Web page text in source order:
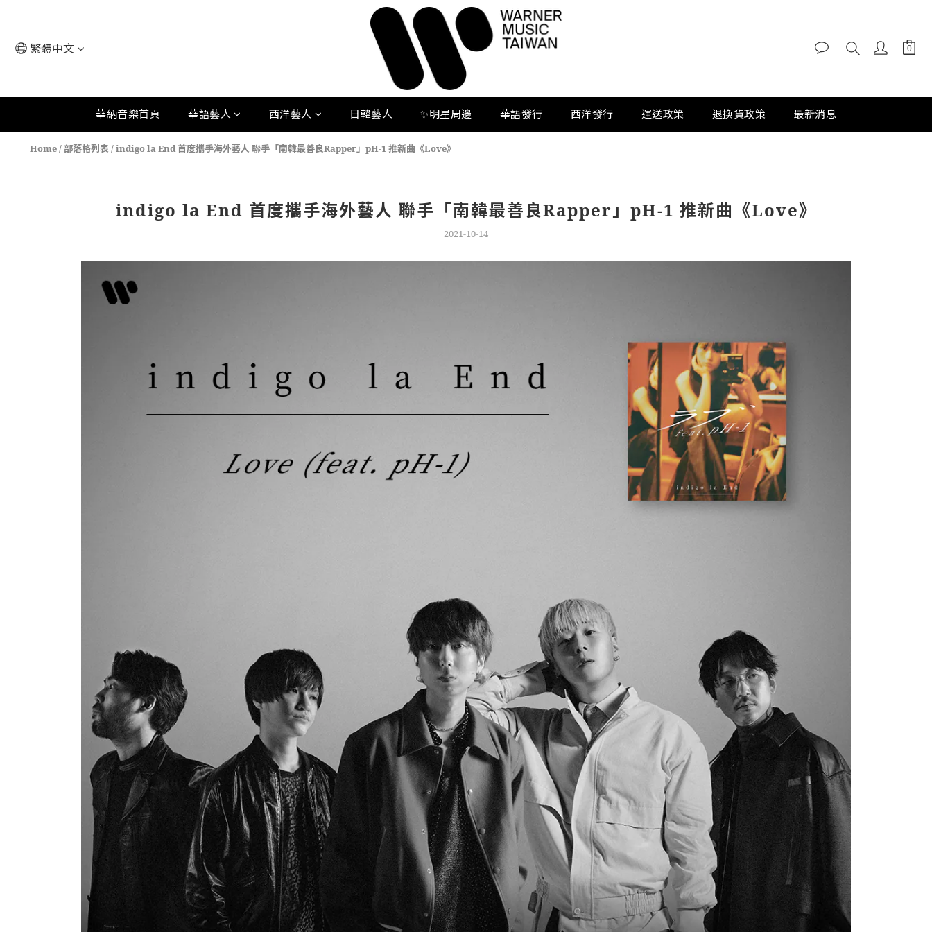
繁體中文
華納音樂首頁 華語藝人 西洋藝人 日韓藝人 ✨明星周邊 華語發行 西洋發行 運送政策 退換貨政策 最新消息
Home/ 部落格列表 /indigo la End 首度攜手海外藝人 聯手「南韓最善良Rapper」pH-1 推新曲《Love》
indigo la End 首度攜手海外藝人 聯手「南韓最善良Rapper」pH-1 推新曲《Love》
2021-10-14